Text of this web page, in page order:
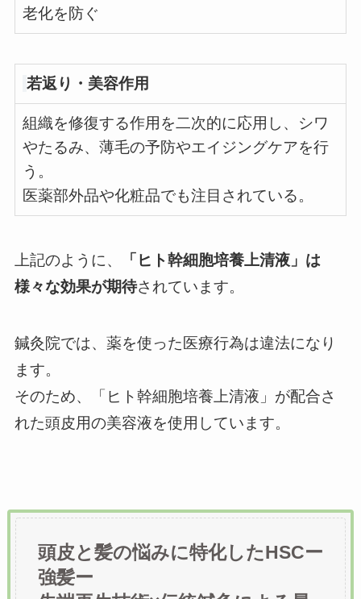
老化を防ぐ
若返り・美容作用
組織を修復する作用を二次的に応用し、シワ
やたるみ、薄毛の予防やエイジングケアを行
う。
医薬部外品や化粧品でも注目されている。
上記のように、
「ヒト幹細胞培養上清液」は
様々な効果が期待されています。
鍼灸院では、薬を使った医療行為は違法になり
ます。
そのため、「ヒト幹細胞培養上清液」が配合さ
れた頭皮用の美容液を使用しています。
頭皮と髪の悩みに特化したHSCー
強髪ー